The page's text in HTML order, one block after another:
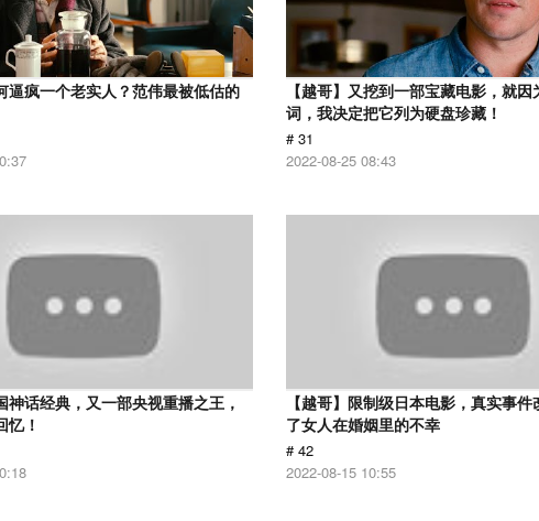
逼疯一个老实人？范伟最被低估的
【越哥】又挖到一部宝藏电影，就因
词，我决定把它列为硬盘珍藏！
# 31
2022-08-25 08:43
神话经典，又一部央视重播之王，
忆！
【越哥】限制级日本电影，真实事
了女人在婚姻里的不幸
# 42
2022-08-15 10:55